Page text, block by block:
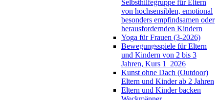
Selbsthilfegruppe für Eltern
von hochsensiblen, emotional
besonders empfindsamen oder
herausfordernden Kindern
Yoga für Frauen (3-2026)
Bewegungsspiele für Eltern
und Kindern von 2 bis 3
Jahren, Kurs 1_2026
Kunst ohne Dach (Outdoor)
Eltern und Kinder ab 2 Jahren
Eltern und Kinder backen